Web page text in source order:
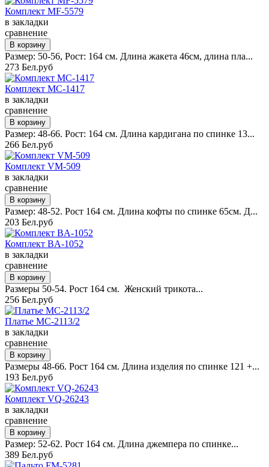
Комплект MF-5579
в закладки
сравнение
Размер: 50-56, Рост: 164 см. Длина жакета 46см, длина пла...
273 Бел.руб
Комплект MC-1417
в закладки
сравнение
Размер: 48-66. Рост: 164 см. Длина кардигана по спинке 13...
266 Бел.руб
Комплект VM-509
в закладки
сравнение
Размер: 48-52. Рост 164 см. Длина кофты по спинке 65см. Д...
203 Бел.руб
Комплект BA-1052
в закладки
сравнение
Размеры 50-54. Рост 164 см. Женский трикота...
256 Бел.руб
Платье MC-2113/2
в закладки
сравнение
Размеры 48-66. Рост 164 см. Длина изделия по спинке 121 +...
193 Бел.руб
Комплект VQ-26243
в закладки
сравнение
Размер: 52-62. Рост 164 см. Длина джемпера по спинке...
389 Бел.руб